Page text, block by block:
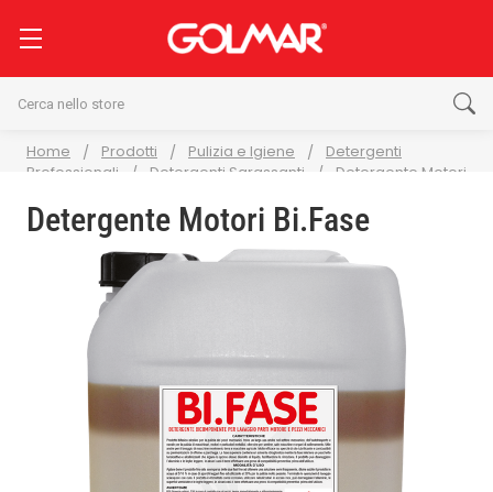
Home Prodotti Pulizia e Igiene
Detergenti
Professionali
Detergenti Sgrassanti
Detergente Motori
Detergente Motori Bi.Fase